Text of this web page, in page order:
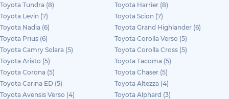
Toyota Tundra (8)
Toyota Harrier (8)
Toyota Levin (7)
Toyota Scion (7)
Toyota Nadia (6)
Toyota Grand Highlander (6)
Toyota Prius (6)
Toyota Corolla Verso (5)
Toyota Camry Solara (5)
Toyota Corolla Cross (5)
Toyota Aristo (5)
Toyota Tacoma (5)
Toyota Corona (5)
Toyota Chaser (5)
Toyota Carina ED (5)
Toyota Altezza (4)
Toyota Avensis Verso (4)
Toyota Alphard (3)